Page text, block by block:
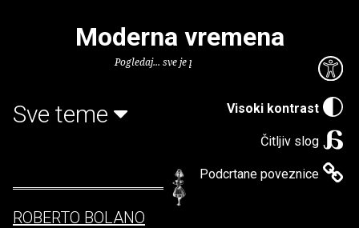
Visoki kontrast
Čitljiv slog
Podcrtane poveznice
Moderna vremena
Pogledaj... sve je puno knjiga.
Sve teme
ROBERTO BOLANO